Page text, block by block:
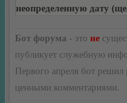
неопределенную дату
Бот форума - это не
публикует служебную
Первого апреля бот решил
ценными комментариями.